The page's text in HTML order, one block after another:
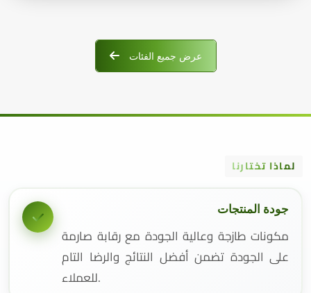
عرض جميع الفئات
لماذا تختارنا
جودة المنتجات
مكونات طازجة وعالية الجودة مع رقابة صارمة
على الجودة تضمن أفضل النتائج والرضا التام
للعملاء.